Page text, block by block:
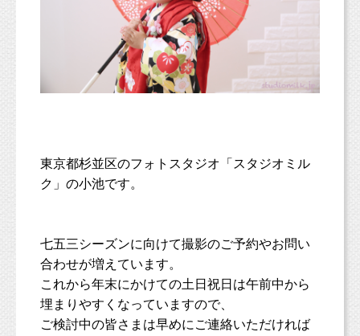
東京都杉並区のフォトスタジオ「スタジオミル
ク」の小池です。
七五三シーズンに向けて撮影のご予約やお問い
合わせが増えています。
これから年末にかけての土日祝日は午前中から
埋まりやすくなっていますので、
ご検討中の皆さまは早めにご連絡いただければ